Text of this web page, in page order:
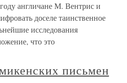
англичане М. Вентрис и
доселе таинственное
исследования
что это
письмен